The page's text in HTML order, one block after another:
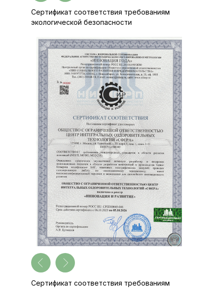
Сертификат соответствия требованиям
экологической безопасности
Сертификат соответствия требованиям